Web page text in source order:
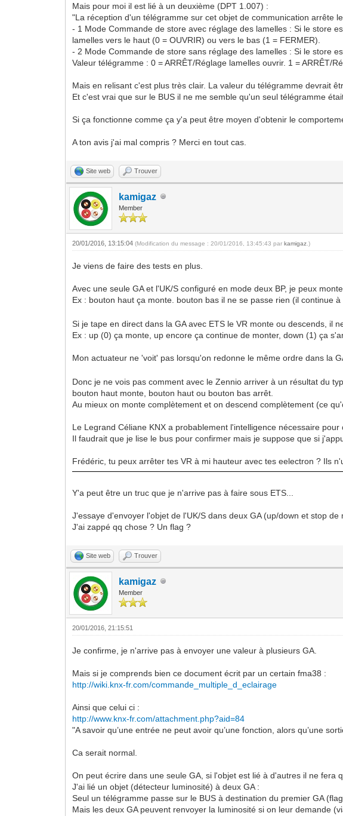
Mais pour moi il est lié à un deuxième (DPT 1.007) :
"La réception d'un télégramme sur cet objet de communication arrête
- 1 Mode Commande de store avec réglage des lamelles : Si le store
lamelles vers le haut (0 = OUVRIR) ou vers le bas (1 = FERMER).
- 2 Mode Commande de store sans réglage des lamelles : Si le store
Valeur télégramme : 0 = ARRÊT/Réglage lamelles ouvrir. 1 = ARRÊT/
Mais en relisant c'est plus très clair. La valeur du télégramme devrait
Et c'est vrai que sur le BUS il ne me semble qu'un seul télégramme
Si ça fonctionne comme ça y'a peut être moyen d'obtenir le
A ton avis j'ai mal compris ? Merci en tout cas.
Site web Trouver
kamigaz
Member
20/01/2016, 13:15:04(Modification du message : 20/01/2016, 13:45:43 parkamigaz .)
Je viens de faire des tests en plus.
Avec une seule GA et l'UK/S configuré en mode deux BP, je peux
Ex : bouton haut ça monte. bouton bas il ne se passe rien (il
Si je tape en direct dans la GA avec ETS le VR monte ou descends, il
Ex : up (0) ça monte, up encore ça continue de monter, down (1) ça
Mon actuateur ne 'voit' pas lorsqu'on redonne le même ordre dans la
Donc je ne vois pas comment avec le Zennio arriver à un résultat du
bouton haut monte, bouton haut ou bouton bas arrêt.
Au mieux on monte complètement et on descend complètement (ce
Le Legrand Céliane KNX a probablement l'intelligence nécessaire pour
Il faudrait que je lise le bus pour confirmer mais je suppose que si
Frédéric, tu peux arrêter tes VR à mi hauteur avec tes eelectron ? Ils
Y'a peut être un truc que je n'arrive pas à faire sous ETS...
J'essaye d'envoyer l'objet de l'UK/S dans deux GA (up/down et stop
J'ai zappé qq chose ? Un flag ?
Site web Trouver
kamigaz
Member
20/01/2016, 21:15:51
Je confirme, je n'arrive pas à envoyer une valeur à plusieurs GA.
Mais si je comprends bien ce document écrit par un certain fma38 :
http://wiki.knx-fr.com/commande_multiple_d_eclairage
Ainsi que celui ci :
http://www.knx-fr.com/attachment.php?aid=84
"A savoir qu’une entrée ne peut avoir qu’une fonction, alors qu’une
Ca serait normal.
On peut écrire dans une seule GA, si l'objet est lié à d'autres il ne fera
J'ai lié un objet (détecteur luminosité) à deux GA :
Seul un télégramme passe sur le BUS à destination du premier GA
Mais les deux GA peuvent renvoyer la luminosité si on leur demande